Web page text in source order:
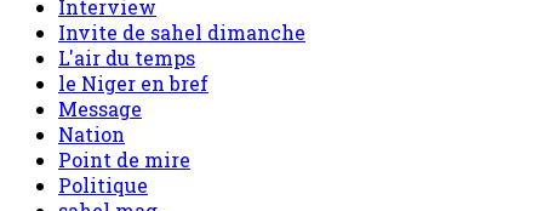
Interview
Invite de sahel dimanche
L'air du temps
le Niger en bref
Message
Nation
Point de mire
Politique